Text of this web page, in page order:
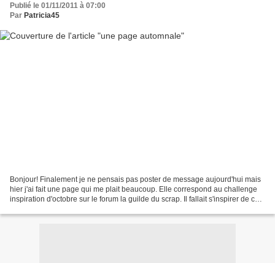
Publié le 01/11/2011 à 07:00
Par Patricia45
Bonjour! Finalement je ne pensais pas poster de message aujourd'hui mais
hier j'ai fait une page qui me plait beaucoup. Elle correspond au challenge
inspiration d'octobre sur le forum la guilde du scrap. Il fallait s'inspirer de ces